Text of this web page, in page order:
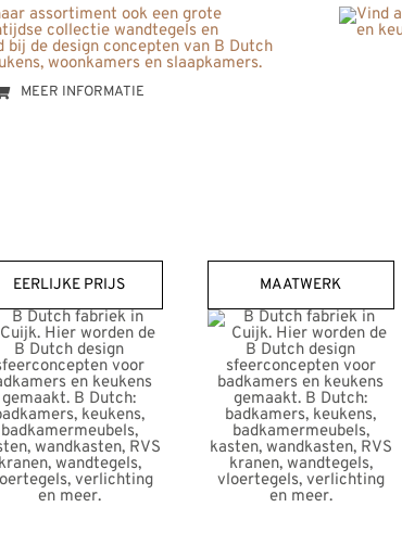
MEER INFORMATIE
EERLIJKE PRIJS MAATWERK